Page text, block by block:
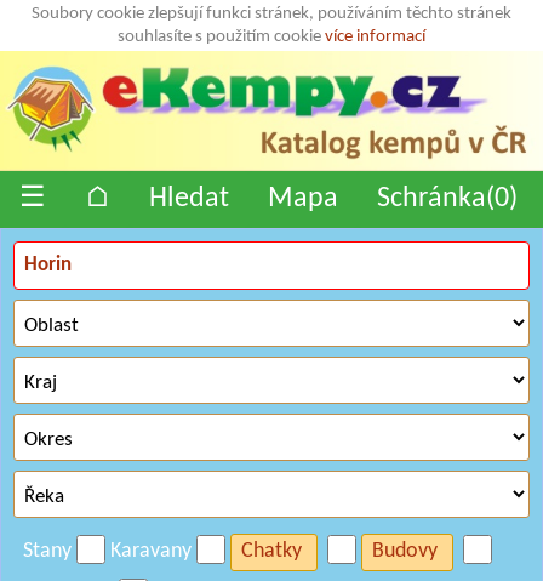
Soubory cookie zlepšují funkci stránek, používáním těchto stránek
souhlasíte s použitím cookie více informací
☰ ⌂ Hledat Mapa Schránka(0)
Stany Karavany Chatky
Budovy